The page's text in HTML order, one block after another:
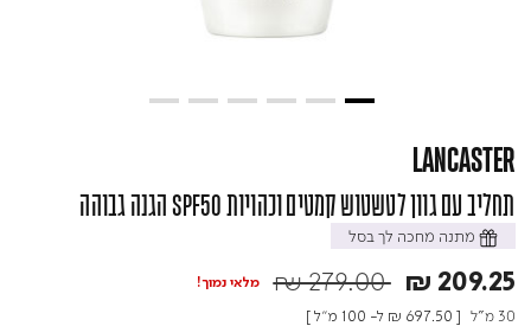
LANCASTER
תחליב עם גוון לטשטוש קמטים וכהויות SPF50 הגנה גבוהה
מתנה מחכה לך בסל
Price reduced from
₪ 279.00to₪ 209.25 מלאי נמוך!
30 מ"ל [
₪ 697.50 ל- 100 מ"ל ]